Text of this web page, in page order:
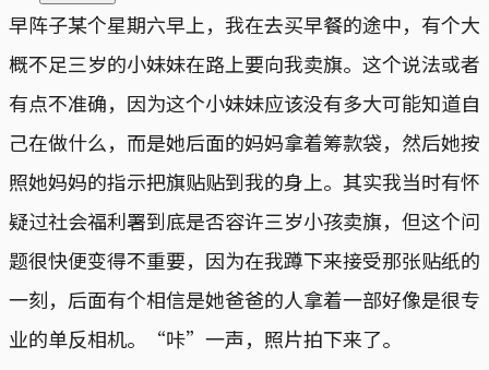
早阵子某个星期六早上，我在去买早餐的途中，有个大
概不足三岁的小妹妹在路上要向我卖旗。这个说法或者
有点不准确，因为这个小妹妹应该没有多大可能知道自
己在做什么，而是她后面的妈妈拿着筹款袋，然后她按
照她妈妈的指示把旗贴贴到我的身上。其实我当时有怀
疑过社会福利署到底是否容许三岁小孩卖旗，但这个问
题很快便变得不重要，因为在我蹲下来接受那张贴纸的
一刻，后面有个相信是她爸爸的人拿着一部好像是很专
业的单反相机。“咔”一声，照片拍下来了。